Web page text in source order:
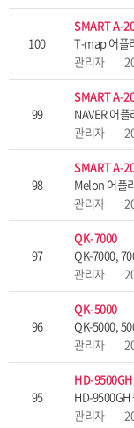
100
SMART A-
T-map 어플
관리자
99
SMART A-
NAVER 어
관리자
98
SMART A-
Melon 어플
관리자
97
QK-7000
QK-7000,
관리자
96
QK-5000
QK-5000,
관리자
95
HD-9500GH
HD-9500GH
관리자